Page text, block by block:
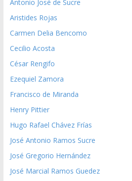
Antonio José de Sucre
Aristides Rojas
Carmen Delia Bencomo
Cecilio Acosta
César Rengifo
Ezequiel Zamora
Francisco de Miranda
Henry Pittier
Hugo Rafael Chávez Frías
José Antonio Ramos Sucre
José Gregorio Hernández
José Marcial Ramos Guedez